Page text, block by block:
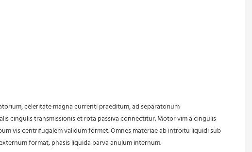
cingulis transmissionis et rota passiva connectitur. Motor vim a cingulis
vis centrifugalem validum formet. Omnes materiae ab introitu liquidi sub
format, phasis liquida parva anulum internum.